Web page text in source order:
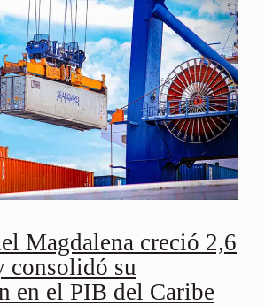
Magdalena creció 2,6
consolidó su
en el PIB del Caribe